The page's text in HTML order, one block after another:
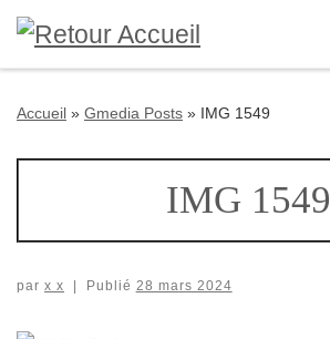
Passer au contenu
Accueil » Gmedia Posts » IMG 1549
IMG 1549
par x x Publié 28 mars 2024